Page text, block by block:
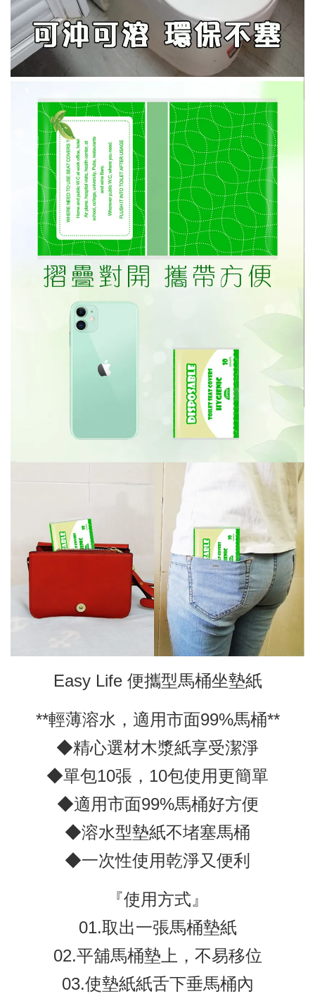
Easy Life 便攜型馬桶坐墊紙
**輕薄溶水，適用市面99%馬桶**
◆精心選材木漿紙享受潔淨
◆單包10張，10包使用更簡單
◆適用市面99%馬桶好方便
◆溶水型墊紙不堵塞馬桶
◆一次性使用乾淨又便利
『使用方式』
01.取出一張馬桶墊紙
02.平舖馬桶墊上，不易移位
03.使墊紙紙舌下垂馬桶內